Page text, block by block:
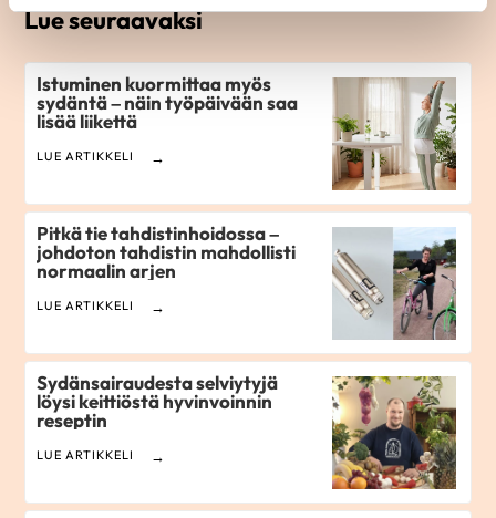
Lue seuraavaksi
Istuminen kuormittaa myös
sydäntä – näin työpäivään saa
lisää liikettä
LUE ARTIKKELI
Pitkä tie tahdistinhoidossa –
johdoton tahdistin mahdollisti
normaalin arjen
LUE ARTIKKELI
Sydänsairaudesta selviytyjä
löysi keittiöstä hyvinvoinnin
reseptin
LUE ARTIKKELI